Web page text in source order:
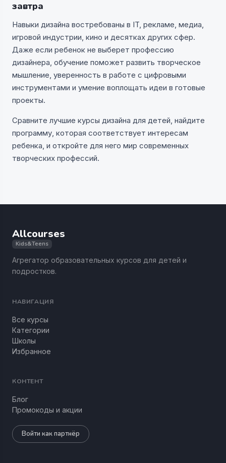
завтра
Навыки дизайна востребованы в IT, рекламе, медиа,
игровой индустрии, кино и десятках других сфер.
Даже если ребенок не выберет профессию
дизайнера, обучение поможет развить творческое
мышление, уверенность в работе с цифровыми
инструментами и умение воплощать идеи в готовые
проекты.
Сравните лучшие курсы дизайна для детей, найдите
программу, которая соответствует интересам
ребенка, и откройте для него мир современных
творческих профессий.
Allcourses
Kids&Teens
Агрегатор образовательных курсов для детей и
подростков.
НАВИГАЦИЯ
Все курсы
Категории
Школы
Избранное
КОНТЕНТ
Блог
Промокоды и акции
Войти как партнёр